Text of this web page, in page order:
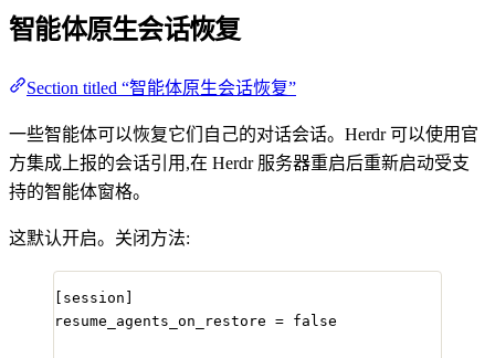
智能体原生会话恢复
Section titled “智能体原生会话恢复”
一些智能体可以恢复它们自己的对话会话。Herdr 可以使用官
方集成上报的会话引用,在 Herdr 服务器重启后重新启动受支
持的智能体窗格。
这默认开启。关闭方法:
[session]
resume_agents_on_restore = false